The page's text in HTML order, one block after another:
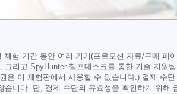
험 기간 동안 여러 기기(프로모션 자료/구매 페
리고 SpyHunter 헬프데스크를 통한 기술 지원
이 체험판에서 사용할 수 없습니다.) 결제 수
니다. 단, 결제 수단의 유효성을 확인하기 위해